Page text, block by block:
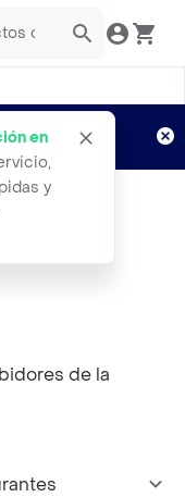
en
y
Aplican TyC
"
de la